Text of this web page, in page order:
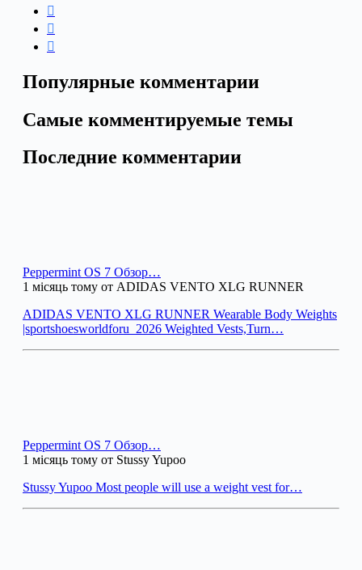
Популярные комментарии
Самые комментируемые темы
Последние комментарии
Peppermint OS 7 Обзор…
1 місяць тому от ADIDAS VENTO XLG RUNNER
ADIDAS VENTO XLG RUNNER Wearable Body Weights
|sportshoesworldforu_2026 Weighted Vests,Turn…
Peppermint OS 7 Обзор…
1 місяць тому от Stussy Yupoo
Stussy Yupoo Most people will use a weight vest for…